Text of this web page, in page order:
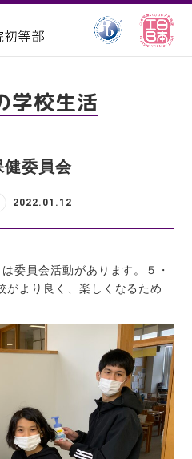
学校生活
健委員会
2022.01.12
委員会活動があります。５・
がより良く、楽しくなるため